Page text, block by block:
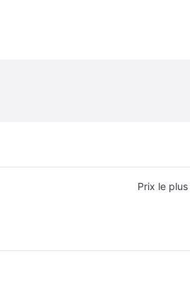
Prix le